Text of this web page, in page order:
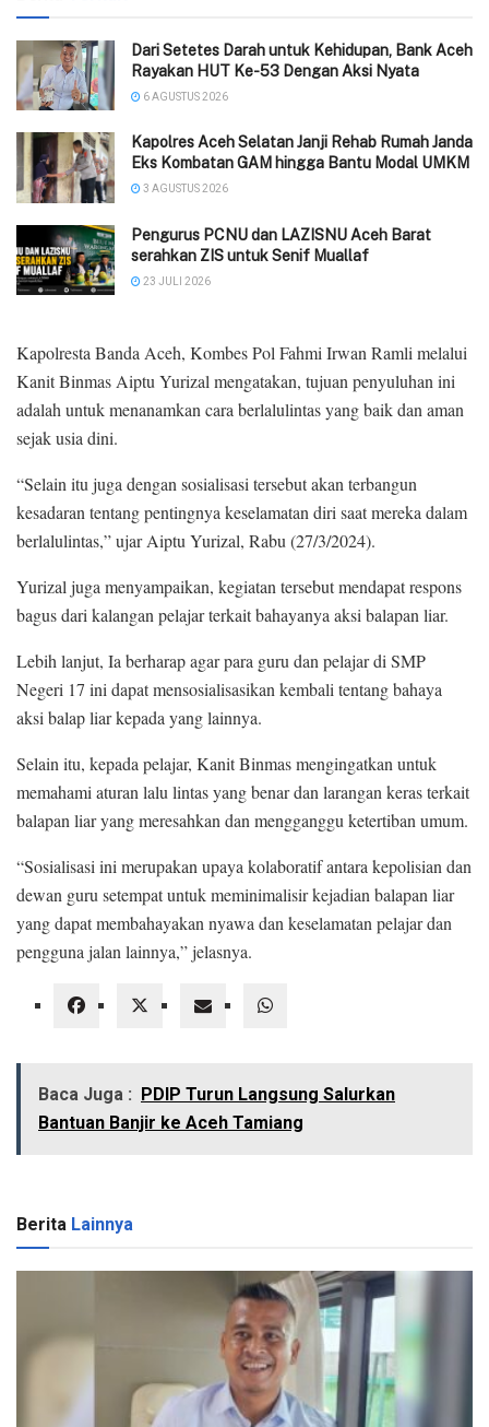
Dari Setetes Darah untuk Kehidupan, Bank Aceh
Rayakan HUT Ke-53 Dengan Aksi Nyata
6 AGUSTUS 2026
‎Kapolres Aceh Selatan Janji Rehab Rumah Janda
Eks Kombatan GAM hingga Bantu Modal UMKM ‎
3 AGUSTUS 2026
Pengurus PCNU dan LAZISNU Aceh Barat
serahkan ZIS untuk Senif Muallaf
23 JULI 2026
Kapolresta Banda Aceh, Kombes Pol Fahmi Irwan Ramli melalui
Kanit Binmas Aiptu Yurizal mengatakan, tujuan penyuluhan ini
adalah untuk menanamkan cara berlalulintas yang baik dan aman
sejak usia dini.
“Selain itu juga dengan sosialisasi tersebut akan terbangun
kesadaran tentang pentingnya keselamatan diri saat mereka dalam
berlalulintas,” ujar Aiptu Yurizal, Rabu (27/3/2024).
Yurizal juga menyampaikan, kegiatan tersebut mendapat respons
bagus dari kalangan pelajar terkait bahayanya aksi balapan liar.
Lebih lanjut, Ia berharap agar para guru dan pelajar di SMP
Negeri 17 ini dapat mensosialisasikan kembali tentang bahaya
aksi balap liar kepada yang lainnya.
Selain itu, kepada pelajar, Kanit Binmas mengingatkan untuk
memahami aturan lalu lintas yang benar dan larangan keras terkait
balapan liar yang meresahkan dan mengganggu ketertiban umum.
“Sosialisasi ini merupakan upaya kolaboratif antara kepolisian dan
dewan guru setempat untuk meminimalisir kejadian balapan liar
yang dapat membahayakan nyawa dan keselamatan pelajar dan
pengguna jalan lainnya,” jelasnya.
Baca Juga : PDIP Turun Langsung Salurkan
Bantuan Banjir ke Aceh Tamiang
Berita Lainnya